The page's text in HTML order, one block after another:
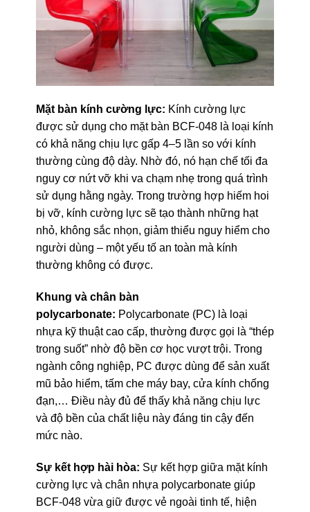
Mặt bàn kính cường lực: Kính cường lực
được sử dụng cho mặt bàn BCF-048 là loại kính
có khả năng chịu lực gấp 4–5 lần so với kính
thường cùng độ dày. Nhờ đó, nó hạn chế tối đa
nguy cơ nứt vỡ khi va chạm nhẹ trong quá trình
sử dụng hằng ngày. Trong trường hợp hiếm hoi
bị vỡ, kính cường lực sẽ tạo thành những hạt
nhỏ, không sắc nhọn, giảm thiểu nguy hiểm cho
người dùng – một yếu tố an toàn mà kính
thường không có được.
Khung và chân bàn
polycarbonate: Polycarbonate (PC) là loại
nhựa kỹ thuật cao cấp, thường được gọi là “thép
trong suốt” nhờ độ bền cơ học vượt trội. Trong
ngành công nghiệp, PC được dùng để sản xuất
mũ bảo hiểm, tấm che máy bay, cửa kính chống
đạn,… Điều này đủ để thấy khả năng chịu lực
và độ bền của chất liệu này đáng tin cậy đến
mức nào.
Sự kết hợp hài hòa: Sự kết hợp giữa mặt kính
cường lực và chân nhựa polycarbonate giúp
BCF-048 vừa giữ được vẻ ngoài tinh tế, hiện